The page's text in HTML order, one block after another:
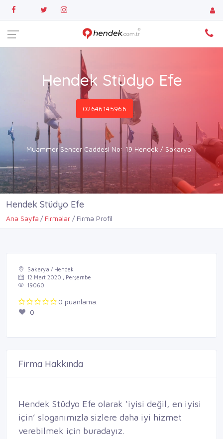
Hendek Stüdyo Efe
02646145966
Muammer Sencer Caddesi No: 19 Hendek / Sakarya
Hendek Stüdyo Efe
Ana Sayfa Firmalar Firma Profil
Sakarya / Hendek
12 Mart 2020 , Perşembe
19060
0 puanlama.
0
Firma Hakkında
Hendek Stüdyo Efe olarak ‘iyisi değil, en iyisi
için’ sloganımızla sizlere daha iyi hizmet
verebilmek için buradayız.